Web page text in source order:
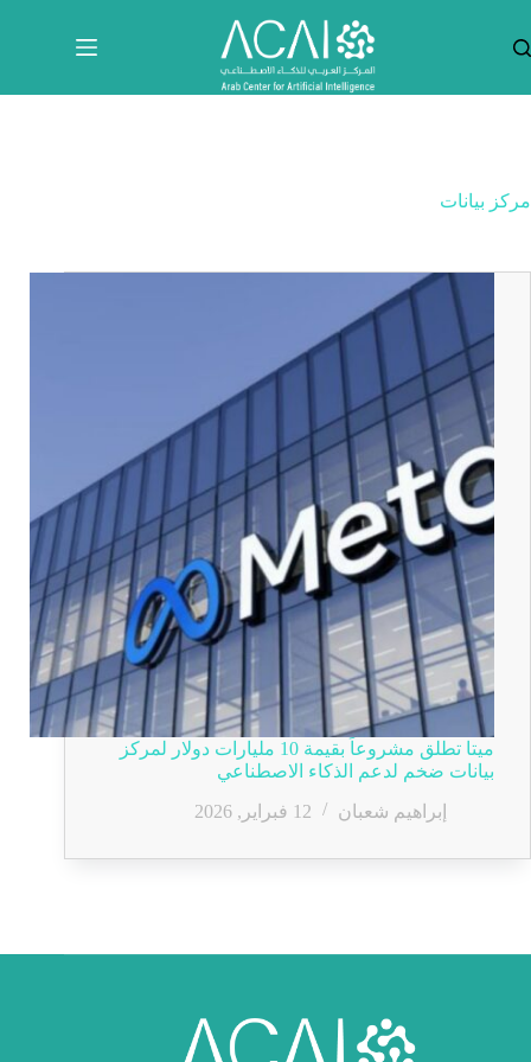
المحتوى
مركز بيانات
ميتا تطلق مشروعاً بقيمة 10 مليارات دولار لمركز
بيانات ضخم لدعم الذكاء الاصطناعي
إبراهيم شعبان
12 فبراير, 2026